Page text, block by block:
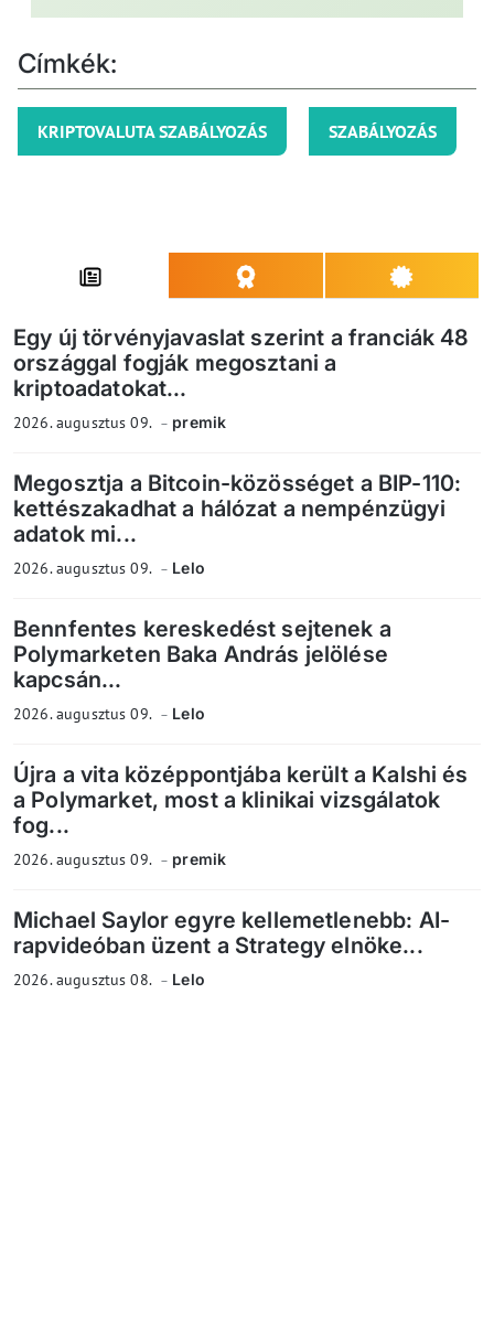
Címkék:
KRIPTOVALUTA SZABÁLYOZÁS SZABÁLYOZÁS
Egy új törvényjavaslat szerint a franciák 48
országgal fogják megosztani a
kriptoadatokat...
2026. augusztus 09. premik
Megosztja a Bitcoin-közösséget a BIP-110:
kettészakadhat a hálózat a nempénzügyi
adatok mi...
2026. augusztus 09. Lelo
Bennfentes kereskedést sejtenek a
Polymarketen Baka András jelölése
kapcsán...
2026. augusztus 09. Lelo
Újra a vita középpontjába került a Kalshi és
a Polymarket, most a klinikai vizsgálatok
fog...
2026. augusztus 09. premik
Michael Saylor egyre kellemetlenebb: AI-
rapvideóban üzent a Strategy elnöke...
2026. augusztus 08. Lelo